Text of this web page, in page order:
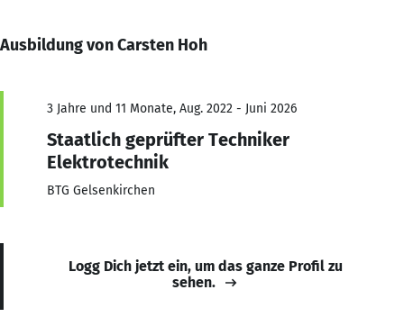
Ausbildung von Carsten Hoh
3 Jahre und 11 Monate, Aug. 2022 - Juni 2026
Staatlich geprüfter Techniker
Elektrotechnik
BTG Gelsenkirchen
Logg Dich jetzt ein, um das ganze Profil zu
sehen.